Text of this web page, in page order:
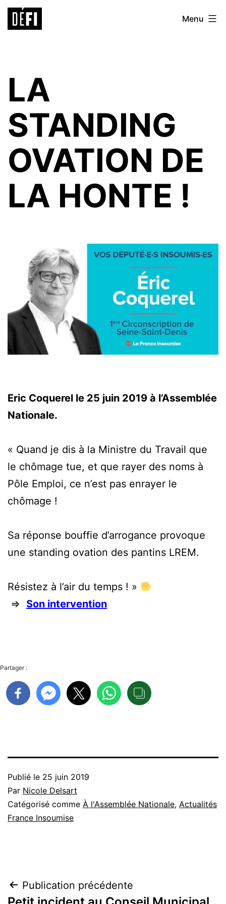
Aller
Défi
Menu
LA
STANDING
OVATION DE
LA HONTE !
Eric Coquerel le 25 juin 2019 à l’Assemblée
Nationale.
« Quand je dis à la Ministre du Travail que
le chômage tue, et que rayer des noms à
Pôle Emploi, ce n’est pas enrayer le
chômage !
Sa réponse bouffie d’arrogance provoque
une standing ovation des pantins LREM.
Résistez à l’air du temps ! »
⇒ Son intervention
Partager :
Publié le 25 juin 2019
Par Nicole Delsart
Catégorisé comme À l'Assemblée Nationale, Actualités
France Insoumise
Navigation
Publication précédente